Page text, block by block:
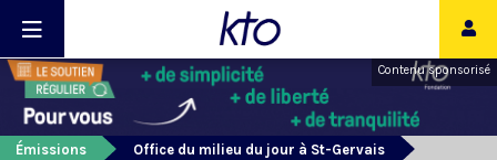
Contenu sponsorisé
Émissions
Office du milieu du jour à St-Gervais